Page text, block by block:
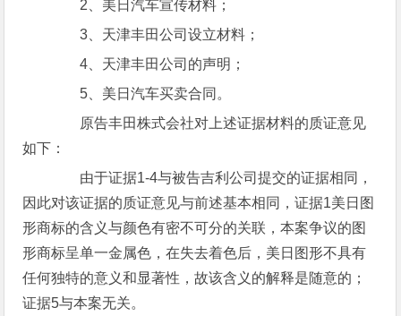
2、美日汽车宣传材料；
3、天津丰田公司设立材料；
4、天津丰田公司的声明；
5、美日汽车买卖合同。
原告丰田株式会社对上述证据材料的质证意见
如下：
由于证据1-4与被告吉利公司提交的证据相同，
因此对该证据的质证意见与前述基本相同，证据1美日图
形商标的含义与颜色有密不可分的关联，本案争议的图
形商标呈单一金属色，在失去着色后，美日图形不具有
任何独特的意义和显著性，故该含义的解释是随意的；
证据5与本案无关。